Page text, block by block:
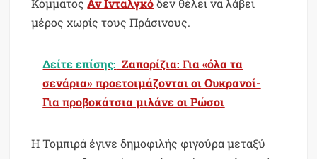
ΚόμματοςΑν Ινταλγκό δεν θέλει να λάβει
μέρος χωρίς τους Πράσινους.
Δείτε επίσης: Ζαπορίζια: Για «όλα τα
σενάρια» προετοιμάζονται οι Ουκρανοί-
Για προβοκάτσια μιλάνε οι Ρώσοι
Η Τομπιρά έγινε δημοφιλής φιγούρα μεταξύ